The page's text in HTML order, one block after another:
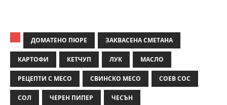
ДОМАТЕНО ПЮРЕ ЗАКВАСЕНА СМЕТАНА
КАРТОФИ КЕТЧУП ЛУК МАСЛО
РЕЦЕПТИ С МЕСО СВИНСКО МЕСО СОЕВ СОС
СОЛ ЧЕРЕН ПИПЕР ЧЕСЪН